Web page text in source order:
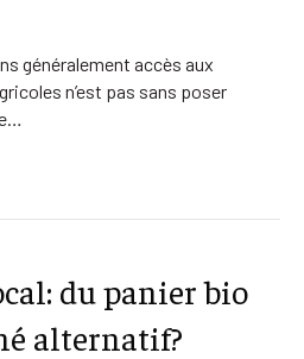
généralement accès aux
n’est pas sans poser
du panier bio
alternatif?